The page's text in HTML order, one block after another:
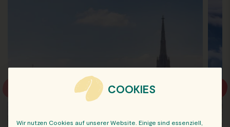
COOKIES
Wir nutzen Cookies auf unserer Website. Einige sind essenziell,